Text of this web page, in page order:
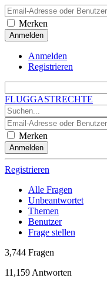
Merken
Anmelden
Registrieren
FLUGGASTRECHTE
Merken
Registrieren
Alle Fragen
Unbeantwortet
Themen
Benutzer
Frage stellen
3,744 Fragen
11,159 Antworten